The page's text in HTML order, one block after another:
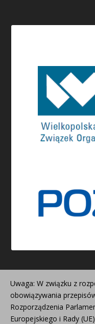
Uwaga: W związku z
obowiązywania
Rozporządzenia
Europejskiego i Rady